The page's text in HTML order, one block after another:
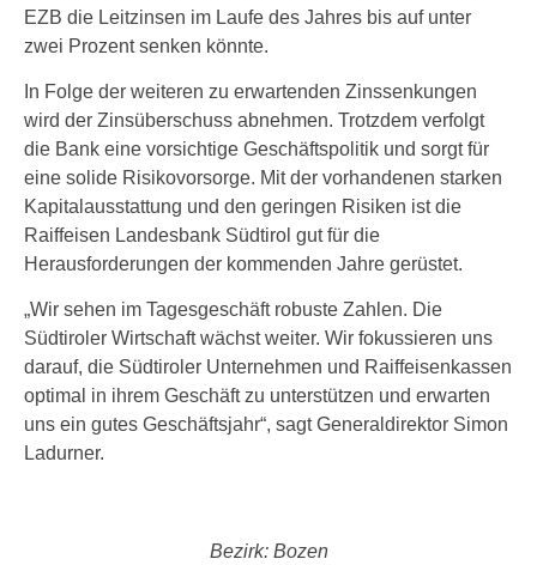
EZB die Leitzinsen im Laufe des Jahres bis auf unter
zwei Prozent senken könnte.
In Folge der weiteren zu erwartenden Zinssenkungen
wird der Zinsüberschuss abnehmen. Trotzdem verfolgt
die Bank eine vorsichtige Geschäftspolitik und sorgt für
eine solide Risikovorsorge. Mit der vorhandenen starken
Kapitalausstattung und den geringen Risiken ist die
Raiffeisen Landesbank Südtirol gut für die
Herausforderungen der kommenden Jahre gerüstet.
„Wir sehen im Tagesgeschäft robuste Zahlen. Die
Südtiroler Wirtschaft wächst weiter. Wir fokussieren uns
darauf, die Südtiroler Unternehmen und Raiffeisenkassen
optimal in ihrem Geschäft zu unterstützen und erwarten
uns ein gutes Geschäftsjahr“, sagt Generaldirektor Simon
Ladurner.
Bezirk: Bozen